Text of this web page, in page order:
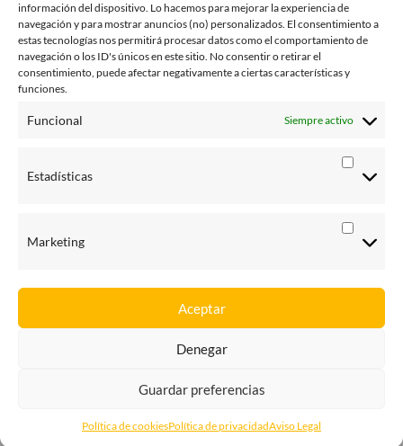
información del dispositivo. Lo hacemos para mejorar la experiencia de
navegación y para mostrar anuncios (no) personalizados. El consentimiento a
estas tecnologías nos permitirá procesar datos como el comportamiento de
navegación o los ID's únicos en este sitio. No consentir o retirar el
consentimiento, puede afectar negativamente a ciertas características y
funciones.
Funcional Siempre activo
Estadísticas
Marketing
Aceptar
Denegar
Guardar preferencias
Política de cookiesPolítica de privacidadAviso Legal
octubre 2014
julio 2014
junio 2014
enero 2014
agosto 2013